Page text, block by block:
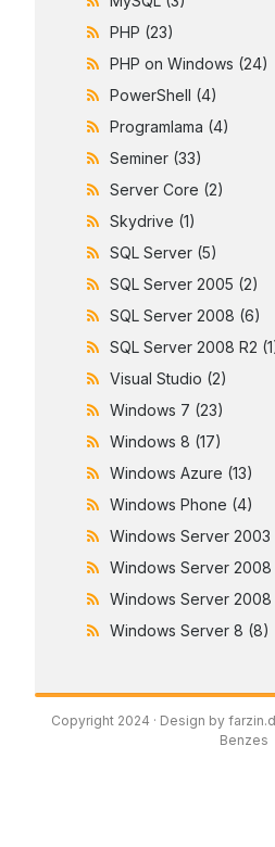
PHP (23)
PHP on Windows (24)
PowerShell (4)
Programlama (4)
Seminer (33)
Server Core (2)
Skydrive (1)
SQL Server (5)
SQL Server 2005 (2)
SQL Server 2008 (6)
SQL Server 2008 R2
Visual Studio (2)
Windows 7 (23)
Windows 8 (17)
Windows Azure (13)
Windows Phone (4)
Windows Server 2003
Windows Server 2008
Windows Server 2008
Windows Server 8 (8)
Copyright 2024 · Design by
Benzes